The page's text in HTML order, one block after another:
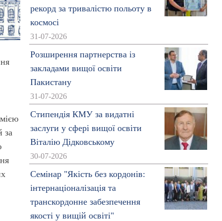
за
рекорд за тривалістю польоту в
космосі
31-07-2026
Розширення партнерства із
закладами вищої освіти
Пакистану
31-07-2026
Стипендія КМУ за видатні
заслуги у сфері вищої освіти
Віталію Дідковському
30-07-2026
Семінар "Якість без кордонів:
інтернаціоналізація та
транскордонне забезпечення
якості у вищій освіті"